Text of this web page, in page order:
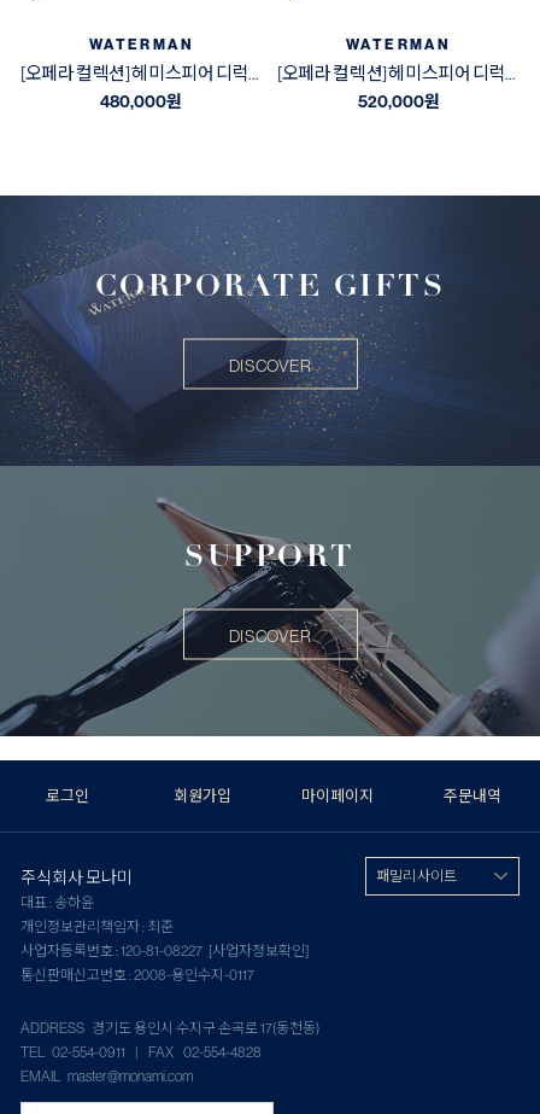
WATERMAN
[오페라 컬렉션] 헤미스피어 디럭스 블랙&골드 GT 수성펜
480,000원
WATERMAN
[오페라 컬렉션] 헤미스피어 디럭스 블랙&골드 GT 만년필
520,000원
CORPORATE GIFTS
DISCOVER
SUPPORT
DISCOVER
로그인 회원가입 마이페이지 주문내역
주식회사 모나미
대표 : 송하윤
개인정보관리책임자 : 최준
사업자등록번호 : 120-81-08227 [사업자정보확인]
통신판매신고번호 : 2008-용인수지-0117
ADDRESS 경기도 용인시 수지구 손곡로 17(동천동)
TEL 02-554-0911 | FAX 02-554-4828
EMAIL master@monami.com
패밀리 사이트